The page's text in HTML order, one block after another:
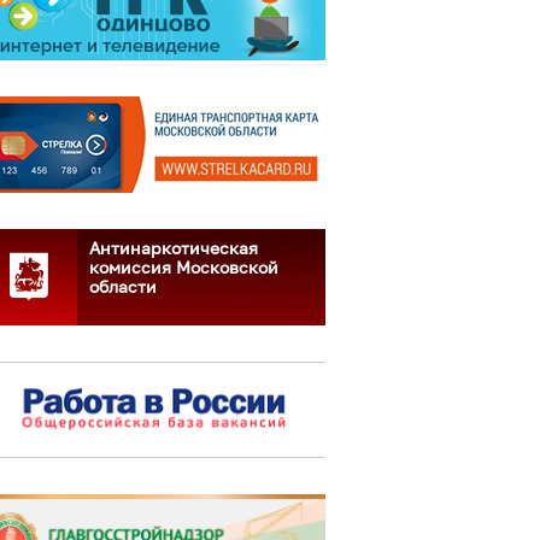
Антинаркотическая
комиссия Московской
области